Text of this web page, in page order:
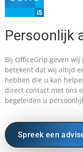
Persoonlijk
Bij OfficeGrip geven
betekent dat wij altijd
hebben die u kan
direct contact met ons
begeleiden u
Spreek een